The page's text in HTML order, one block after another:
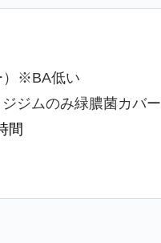
）※BA低い
ジジムのみ緑膿菌カバ
間